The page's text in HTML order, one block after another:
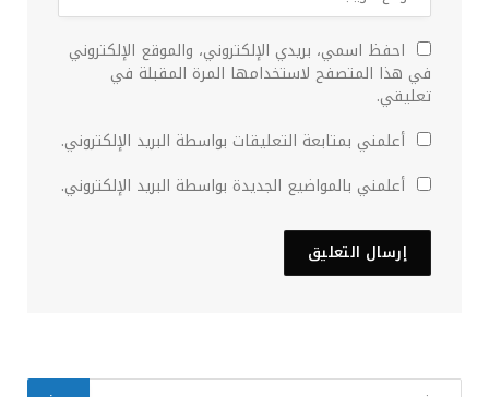
احفظ اسمي، بريدي الإلكتروني، والموقع الإلكتروني
في هذا المتصفح لاستخدامها المرة المقبلة في
تعليقي.
أعلمني بمتابعة التعليقات بواسطة البريد الإلكتروني.
أعلمني بالمواضيع الجديدة بواسطة البريد الإلكتروني.